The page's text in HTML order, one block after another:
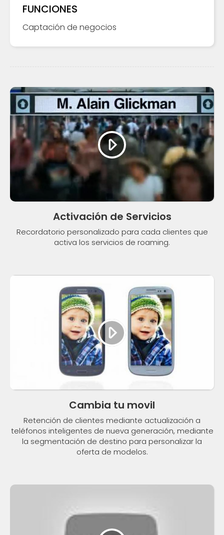
FUNCIONES
Captación de negocios
Activación de Servicios
Recordatorio personalizado para cada clientes que
activa los servicios de roaming.
Cambia tu movil
Retención de clientes mediante actualización a
teléfonos inteligentes de nueva generación, mediante
la segmentación de destino para personalizar la
oferta de modelos.